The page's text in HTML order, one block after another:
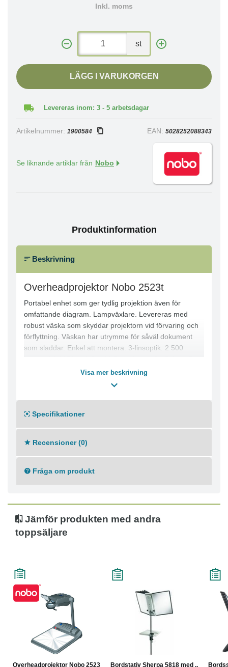
Inkl. moms
st
LÄGG I VARUKORGEN
Levereras inom: 3 - 5 arbetsdagar
Artikelnummer: 1900584 EAN: 5028252088343
Se liknande artiklar från Nobo
Produktinformation
Beskrivning
Overheadprojektor Nobo 2523t
Portabel enhet som ger tydlig projektion även för
omfattande diagram. Lampväxlare. Levereras med
robust väska som skyddar projektorn vid förvaring och
förflyttning. Väskan har utrymme för såväl dokument
som sladdar. Enkel att montera. 3-linsoptik. 2 500
års garanti. - Objektiv med 3 element som ger en
exceptionell bildkvalitet - En arm som kan fällas ner
Visa mer beskrivning
Specifikationer
Recensioner (0)
Fråga om produkt
Jämför produkten med andra
toppsäljare
Overheadprojektor Nobo 2523T Bordstativ Sherpa 5818 med ...